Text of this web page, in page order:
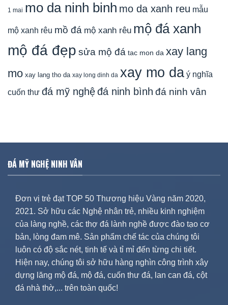
1 mai mo da ninh binh mo da xanh reu mẫu
mộ xanh rêu mồ đá mộ xanh rêu mộ đá xanh
mộ đá đẹp sửa mộ đá tac mon da xay lang
mo xay lang tho da xay long dinh da xay mo da ý nghĩa
cuốn thư đá mỹ nghệđá ninh bình đá ninh vân
ĐÁ MỸ NGHỆ NINH VÂN
Đơn vị trẻ đạt TOP 50 Thương hiệu Vàng năm 2020,
2021. Sở hữu các Nghệ nhân trẻ, nhiều kinh nghiệm
của làng nghề, các thợ đá lành nghề được đào tạo cơ
bản, lòng đam mê. Sản phẩm chế tác của chúng tôi
luôn có độ sắc nét, tinh tế và tỉ mỉ đến từng chi tiết.
Hiện nay, chúng tôi sở hữu hàng nghìn công trình xây
dựng lăng mộ đá, mộ đá, cuốn thư đá, lan can đá, cột
đá nhà thờ,... trên toàn quốc!